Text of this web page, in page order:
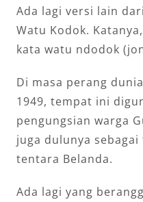
Ada lagi versi lain
Watu Kodok.
kata watu ndodok
Di masa perang
1949, tempat ini
pengungsian warga
juga dulunya
tentara Belanda.
Ada lagi yang